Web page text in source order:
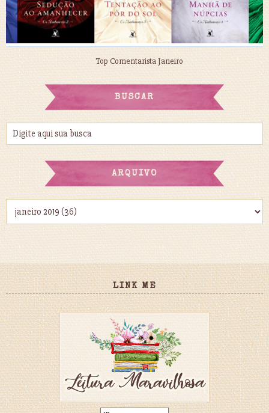
Top Comentarista Janeiro
BUSCAR
ARQUIVO
LINK ME